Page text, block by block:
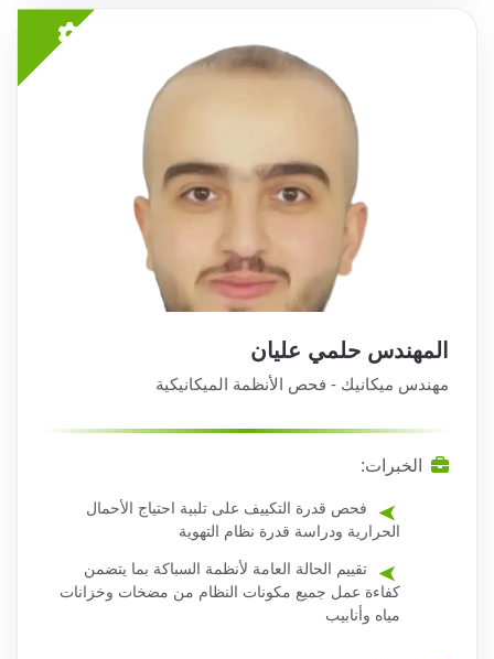
المهندس حلمي عليان
مهندس ميكانيك - فحص الأنظمة الميكانيكية
الخبرات:
فحص قدرة التكييف على تلبية احتياج الأحمال
الحرارية ودراسة قدرة نظام التهوية
تقييم الحالة العامة لأنظمة السباكة بما يتضمن
كفاءة عمل جميع مكونات النظام من مضخات وخزانات
مياه وأنابيب